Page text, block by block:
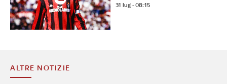
31 lug - 08:15
ALTRE NOTIZIE